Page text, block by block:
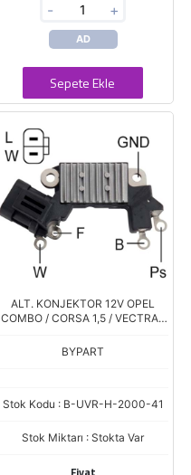
- +
AD
Sepete Ekle
ALT. KONJEKTOR 12V OPEL
COMBO / CORSA 1,5 / VECTRA /
BYPART
Stok Kodu : B-UVR-H-2000-41
Stok Miktarı : Stokta Var